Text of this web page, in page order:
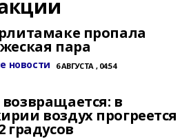
пропала
пара
новости 6 АВГУСТА , 04:54
в
воздух прогреется
градусов